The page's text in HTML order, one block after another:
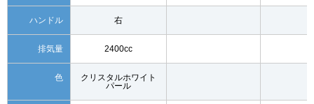
ハンドル 右
排気量 2400cc
色
クリスタルホワイト
パール